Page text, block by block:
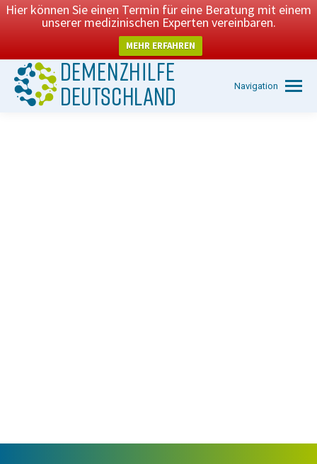
Hier können Sie einen Termin für eine Beratung mit einem
unserer medizinischen Experten vereinbaren.
MEHR ERFAHREN
Navigation